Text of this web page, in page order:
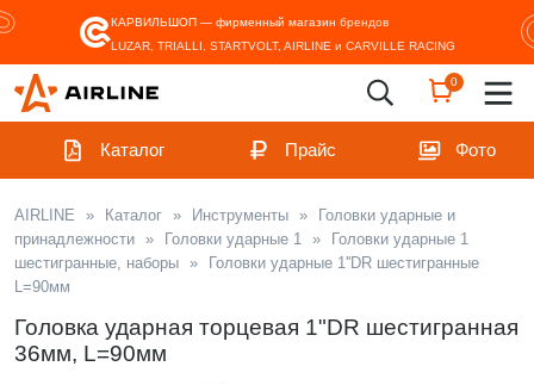
КАРВИЛЬШОП — фирменный магазин брендов
LUZAR, TRIALLI, STARTVOLT, AIRLINE и CARVILLE RACING
0
Каталог Прайс Фото
AIRLINE » Каталог » Инструменты »
Головки ударные и
принадлежности » Головки ударные 1 »
Головки ударные 1
шестигранные, наборы »
Головки ударные 1''DR шестигранные
L=90мм
Головка ударная торцевая 1"DR шестигранная
36мм, L=90мм